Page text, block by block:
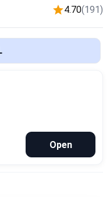
4.70(191)
Open